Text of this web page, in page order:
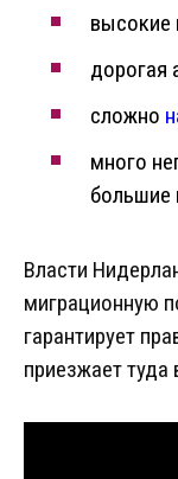
высокие
дорогая
сложно
много
Власти
миграционную
гарантирует
приезжает